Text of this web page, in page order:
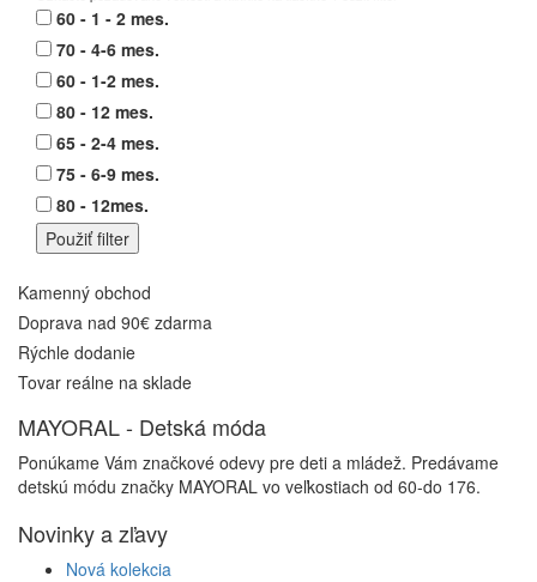
60 - 1 - 2 mes.
70 - 4-6 mes.
60 - 1-2 mes.
80 - 12 mes.
65 - 2-4 mes.
75 - 6-9 mes.
80 - 12mes.
Kamenný obchod
Doprava nad 90€ zdarma
Rýchle dodanie
Tovar reálne na sklade
MAYORAL - Detská móda
Ponúkame Vám značkové odevy pre deti a mládež. Predávame
detskú módu značky MAYORAL vo veľkostiach od 60-do 176.
Novinky a zľavy
Nová kolekcia